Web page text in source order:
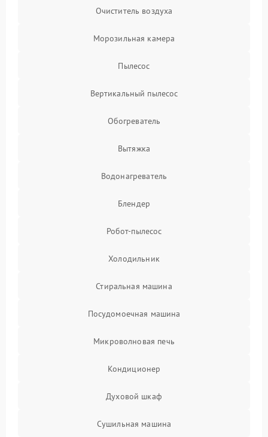
Очиститель воздуха
Морозильная камера
Пылесос
Вертикальный пылесос
Обогреватель
Вытяжка
Водонагреватель
Блендер
Робот-пылесос
Холодильник
Стиральная машина
Посудомоечная машина
Микроволновая печь
Кондиционер
Духовой шкаф
Сушильная машина